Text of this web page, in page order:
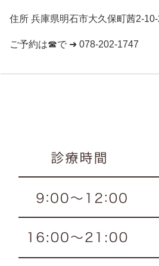
住所 兵庫県明石市大久保町茜2-
ご予約は☎で ➜ 078-202-1747